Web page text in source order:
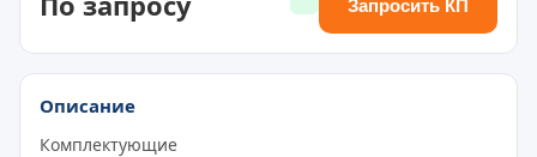
Запросить КП
Описание
Комплектующие